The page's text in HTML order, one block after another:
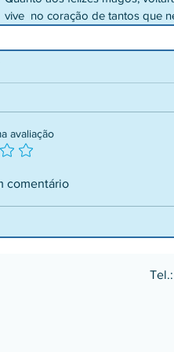
vive  no coração de tantos que
avaliação
comentário